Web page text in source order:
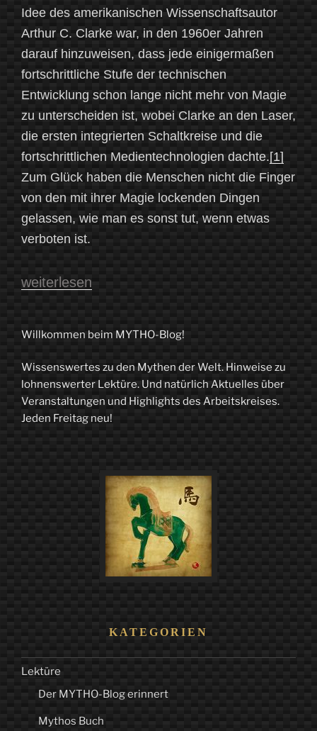
Idee des amerikanischen Wissenschaftsautor
Arthur C. Clarke war, in den 1960er Jahren
darauf hinzuweisen, dass jede einigermaßen
fortschrittliche Stufe der technischen
Entwicklung schon lange nicht mehr von Magie
zu unterscheiden ist, wobei Clarke an den Laser,
die ersten integrierten Schaltkreise und die
fortschrittlichen Medientechnologien dachte.[1]
Zum Glück haben die Menschen nicht die Finger
von den mit ihrer Magie lockenden Dingen
gelassen, wie man es sonst tut, wenn etwas
verboten ist.
„Magie
Wissenschaft
Technik“
weiterlesen
Willkommen beim MYTHO-Blog!
Wissenswertes zu den Mythen der Welt. Hinweise zu
lohnenswerter Lektüre. Und natürlich Aktuelles über
Veranstaltungen und Highlights des Arbeitskreises.
Jeden Freitag neu!
KATEGORIEN
Lektüre
Der MYTHO-Blog erinnert
Mythos Buch